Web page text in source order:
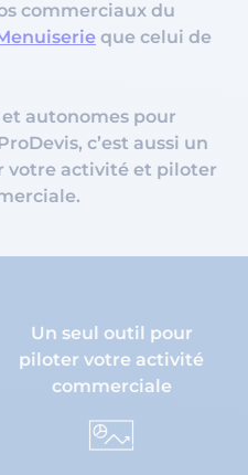
commerciaux du
que celui de
autonomes pour
c’est aussi un
votre activité et piloter
Un seul outil pour
piloter votre activité
commerciale